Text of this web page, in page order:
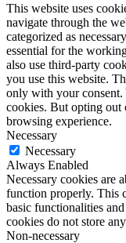
This website uses
navigate through the
categorized as
essential for the
also use third-party
you use this website.
only with your consent.
cookies. But opting out
browsing experience.
Necessary
Necessary
Always Enabled
Necessary cookies are
function properly. This
basic functionalities
cookies do not store
Non-necessary